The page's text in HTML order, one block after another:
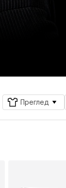
Преглед